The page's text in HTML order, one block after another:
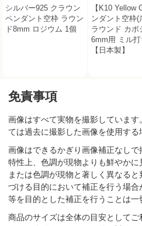
シルバー925 クラウン
ペンダント空枠 ラウン
ド8mm ロジウム 1個
【K10 Yellow
ンダント空枠(
ラウンド カボ
6mm用 ミル
【日本製】
免責事項
画像はすべて実物を撮影していま
ては過去に撮影した画像を使用する
画像はできるかぎり画像補正なし
特性上、色調が現物よりも鮮やかに
または色調が現物と著しく異なる
づける目的において補正を行う場
等を目的とした補正を行うことは一
商品のサイズは全体の目安として